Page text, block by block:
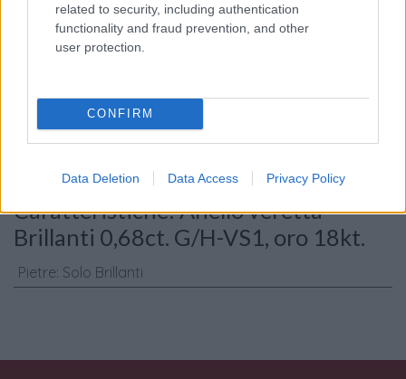
related to security, including authentication
functionality and fraud prevention, and other
user protection.
CONFIRM
Data Deletion Data Access Privacy Policy
Consenso al
personali *
Caratteristiche: Anello veretta-
Brillanti 0,68ct. G/H-VS1, oro 18kt.
Pietre: Solo Brillanti